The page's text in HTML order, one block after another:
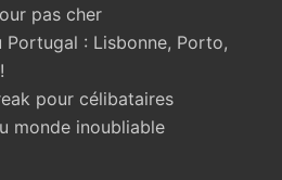
pas cher
: Lisbonne, Porto,
pour célibataires
monde inoubliable